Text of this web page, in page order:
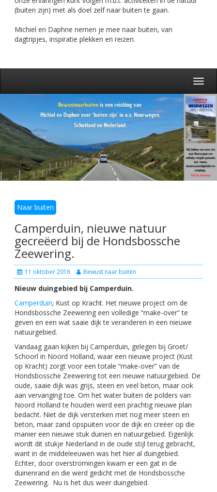
(buiten zijn) met als doel zelf naar buiten te gaan.
Michiel en Daphne nemen je mee naar buiten, van
dagtripjes, inspiratie plekken en reizen.
Naar buiten
Camperduin, nieuwe natuur
gecreëerd bij de Hondsbossche
Zeewering.
11 oktober 2016 Bewust naar buiten
Nieuw duingebied bij Camperduin.
Camperduin; Kust op Kracht. Het nieuwe project om de
Hondsbossche Zeewering een volledige “make-over” te
geven en een wat saaie dijk te veranderen in een nieuwe
natuurgebied.
Vandaag gaan kijken bij Camperduin, gelegen bij Groet/
Schoorl in Noord Holland, waar een nieuwe project (Kust
op Kracht) zorgt voor een totale “make-over” van de
Hondsbossche Zeewering tot een nieuwe natuurgebied. De
oude, saaie dijk was grijs, steen en veel beton, maar ook
aan vervanging toe. Om het water buiten de polders van
Noord Holland te houden werd een prachtig nieuwe plan
bedacht. Niet de dijk versterken met nog meer steen en
beton, maar zand opspuiten voor de dijk en creëer op die
manier een nieuwe stuk duinen en natuurgebied. Eigenlijk
wordt dit stukje Nederland in de oude stijl terug gebracht,
want in de middeleeuwen was het hier al duingebied.
Echter, door overstromingen kwam er een gat in de
duinenrand en die werd gedicht met de Hondsbossche
Zeewering. Nu is het dus weer duingebied.